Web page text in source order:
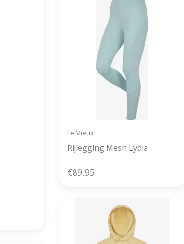
Le Mieux
Rijlegging Mesh Lydia
€89,95